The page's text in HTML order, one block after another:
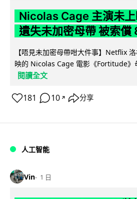
Nicolas Cage 主演未
遺失未加密母帶 被索償
【唔見未加密母帶咁大件事】Netflix
映的 Nicolas Cage 電影《Fortitude》
閱讀全文
181 10 ↗ 分享
人工智能
Vin 1 日